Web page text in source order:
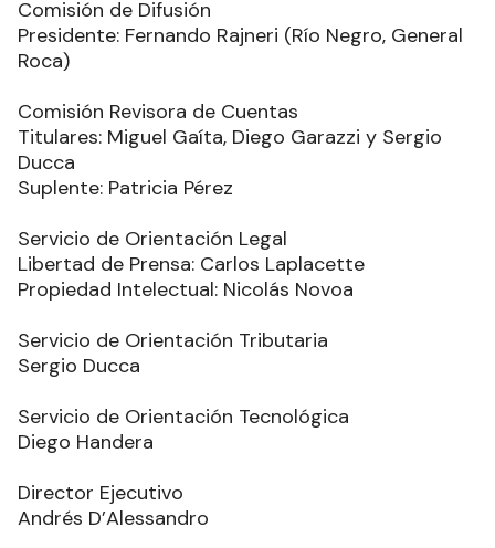
Comisión de Difusión
Presidente: Fernando Rajneri (Río Negro, General
Roca)
Comisión Revisora de Cuentas
Titulares: Miguel Gaíta, Diego Garazzi y Sergio
Ducca
Suplente: Patricia Pérez
Servicio de Orientación Legal
Libertad de Prensa: Carlos Laplacette
Propiedad Intelectual: Nicolás Novoa
Servicio de Orientación Tributaria
Sergio Ducca
Servicio de Orientación Tecnológica
Diego Handera
Director Ejecutivo
Andrés D’Alessandro